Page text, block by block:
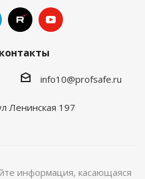
info10@profsafe.ru
Ленинская 197
информация, касающаяся